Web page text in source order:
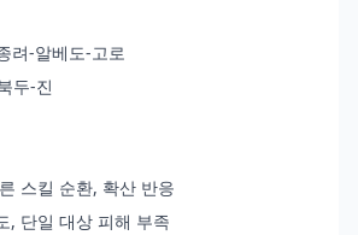
려-알베도-고로
두-진
스킬 순환, 확산 반응
, 단일 대상 피해 부족